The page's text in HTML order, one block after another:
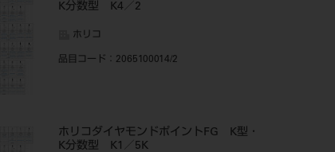
K分数型 K4／2
ホリコ
品目コード ：2065100014/2
ホリコダイヤモンドポイントFG K型・
K分数型 K1／5K